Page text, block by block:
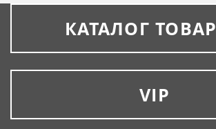
КАТАЛОГ
VIP